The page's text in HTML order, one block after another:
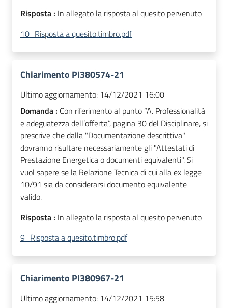
Risposta : In allegato la risposta al quesito pervenuto
10_Risposta a quesito.timbro.pdf
Chiarimento PI380574-21
Ultimo aggiornamento: 14/12/2021 16:00
Domanda : Con riferimento al punto “A. Professionalità
e adeguatezza dell’offerta”, pagina 30 del Disciplinare, si
prescrive che dalla "Documentazione descrittiva"
dovranno risultare necessariamente gli "Attestati di
Prestazione Energetica o documenti equivalenti". Si
vuol sapere se la Relazione Tecnica di cui alla ex legge
10/91 sia da considerarsi documento equivalente
valido.
Risposta : In allegato la risposta al quesito pervenuto
9_Risposta a quesito.timbro.pdf
Chiarimento PI380967-21
Ultimo aggiornamento: 14/12/2021 15:58